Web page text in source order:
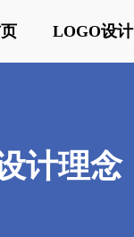
LOGO设计
计理念